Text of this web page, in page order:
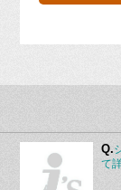
Q.
て